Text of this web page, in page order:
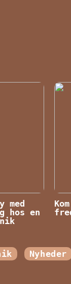
med
hos en
Nyheder